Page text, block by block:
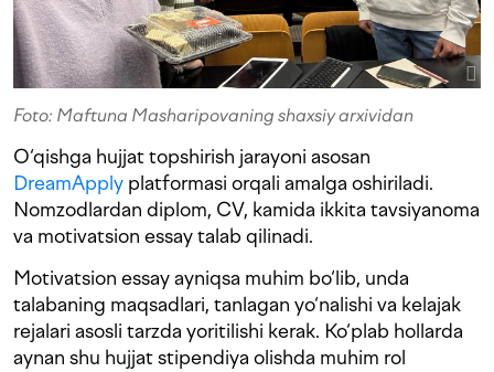
Foto: Maftuna Masharipovaning shaxsiy arxividan
O‘qishga hujjat topshirish jarayoni asosan
DreamApply platformasi orqali amalga oshiriladi.
Nomzodlardan diplom, CV, kamida ikkita tavsiyanoma
va motivatsion essay talab qilinadi.
Motivatsion essay ayniqsa muhim bo‘lib, unda
talabaning maqsadlari, tanlagan yo‘nalishi va kelajak
rejalari asosli tarzda yoritilishi kerak. Ko‘plab hollarda
aynan shu hujjat stipendiya olishda muhim rol